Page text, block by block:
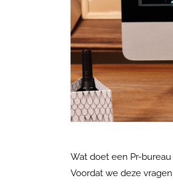
Wat doet een Pr-
Voordat we deze